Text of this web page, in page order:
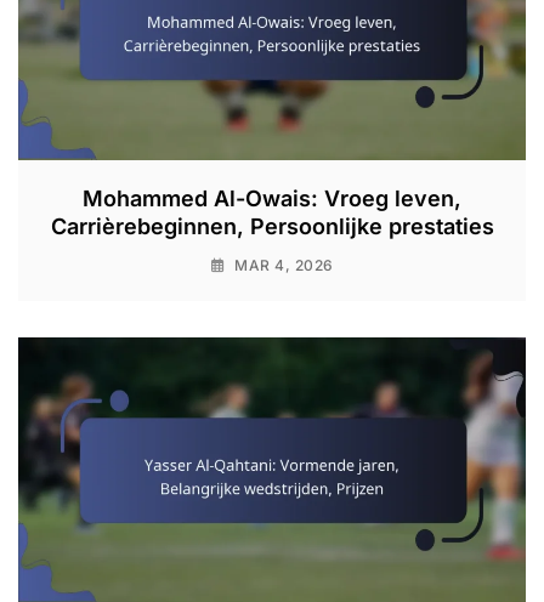
Mohammed Al-Owais: Vroeg leven,
Carrièrebeginnen, Persoonlijke prestaties
MAR 4, 2026